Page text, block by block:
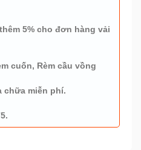
5% cho đơn hàng vải
cuốn, Rèm cầu vồng
chữa miễn phí.
VẤN MIỄN PHÍ